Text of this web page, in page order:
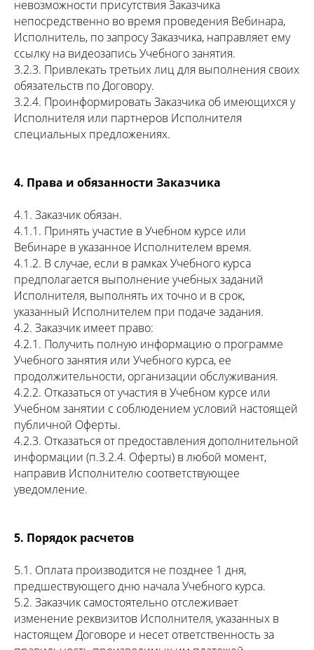
невозможности присутствия Заказчика
непосредственно во время проведения Вебинара,
Исполнитель, по запросу Заказчика, направляет ему
ссылку на видеозапись Учебного занятия.
3.2.3. Привлекать третьих лиц для выполнения своих
обязательств по Договору.
3.2.4. Проинформировать Заказчика об имеющихся у
Исполнителя или партнеров Исполнителя
специальных предложениях.
4. Права и обязанности Заказчика
4.1. Заказчик обязан.
4.1.1. Принять участие в Учебном курсе или
Вебинаре в указанное Исполнителем время.
4.1.2. В случае, если в рамках Учебного курса
предполагается выполнение учебных заданий
Исполнителя, выполнять их точно и в срок,
указанный Исполнителем при подаче задания.
4.2. Заказчик имеет право:
4.2.1. Получить полную информацию о программе
Учебного занятия или Учебного курса, ее
продолжительности, организации обслуживания.
4.2.2. Отказаться от участия в Учебном курсе или
Учебном занятии с соблюдением условий настоящей
публичной Оферты.
4.2.3. Отказаться от предоставления дополнительной
информации (п.3.2.4. Оферты) в любой момент,
направив Исполнителю соответствующее
уведомление.
5. Порядок расчетов
5.1. Оплата производится не позднее 1 дня,
предшествующего дню начала Учебного курса.
5.2. Заказчик самостоятельно отслеживает
изменение реквизитов Исполнителя, указанных в
настоящем Договоре и несет ответственность за